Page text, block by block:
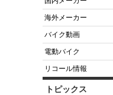
海外メーカー
バイク動画
電動バイク
リコール情報
トピックス